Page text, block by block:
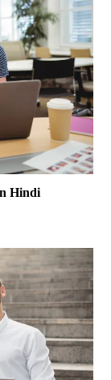
Hindi